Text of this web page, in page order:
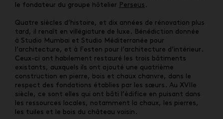
le fondateur du groupe hôtelier
Perseus .
Quatre siècles d’histoire, et dix années de rénovation plus
tard, il renaît en villégiature de luxe. Bénédiction donnée
à Studio Mumbai et Studio Méditerranée pour
l’architecture, et à Festen pour l’architecture d’intérieur.
Ceux-ci ont habilement restauré les trois bâtiments
existants, auxquels ils ont ajouté une quatrième
construction en pierre, bois et chaux chanvre, dans le
respect des fondations établies par les sœurs. Au XVIIe
siècle, ce sont elles qui ont bâti l’édifice en puisant dans
les ressources locales, notamment la chaux, les pierres,
les tuiles et le bois du château voisin.